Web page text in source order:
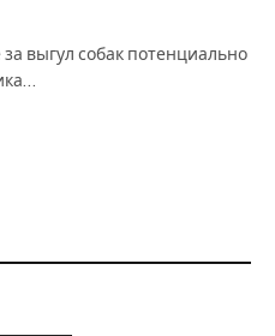
выгул собак потенциально